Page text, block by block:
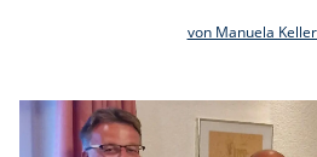
von Manuela